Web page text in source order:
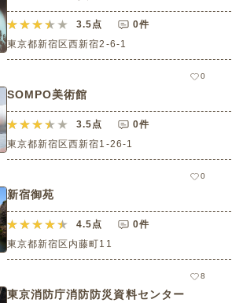
3.5点
0件
東京都新宿区西新宿2-6-1
0
SOMPO美術館
3.5点
0件
東京都新宿区西新宿1-26-1
0
新宿御苑
4.5点
0件
東京都新宿区内藤町11
8
東京消防庁消防防災資料センター